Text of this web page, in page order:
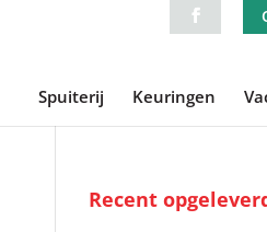
Spuiterij Keuringen
Recent